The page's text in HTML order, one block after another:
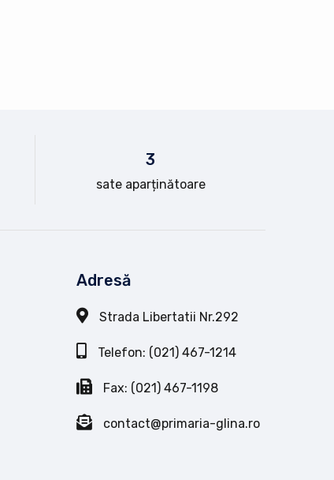
3
sate aparținătoare
Adresă
Strada Libertatii Nr.292
Telefon: (021) 467-1214
Fax: (021) 467-1198
contact@primaria-glina.ro